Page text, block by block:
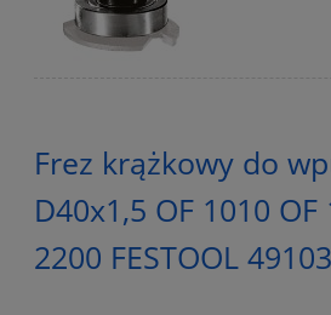
Frez krążkowy do
D40x1,5 OF 1010 OF
2200 FESTOOL